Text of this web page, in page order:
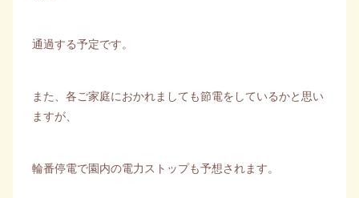
通過する予定です。
また、各ご家庭におかれましても節電をしているかと思い
ますが、
輪番停電で園内の電力ストップも予想されます。